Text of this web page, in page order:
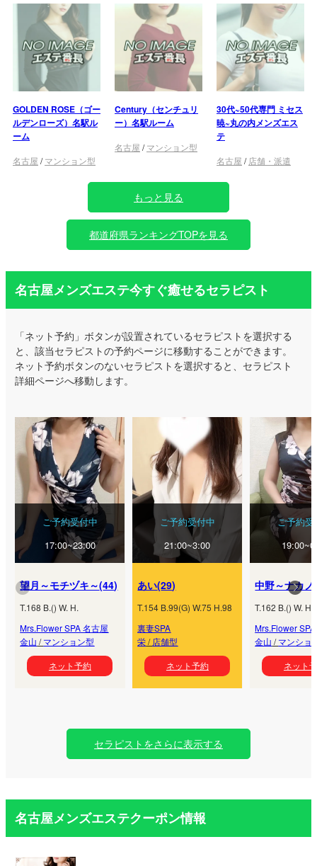
GOLDEN ROSE（ゴー
ルデンローズ）名駅ル
ーム
名古屋 /マンション型
Century（センチュリ
ー）名駅ルーム
名古屋 /マンション型
30代~50代専門 ミセス
暁~丸の内メンズエス
テ
名古屋 / 店舗・派遣
もっと見る
都道府県ランキングTOPを見る
名古屋メンズエステ今すぐ癒せるセラピスト
「ネット予約」ボタンが設置されているセラピストを選択する
と、該当セラピストの予約ページに移動することができます。
ネット予約ボタンのないセラピストを選択すると、セラピスト
詳細ページへ移動します。
ご予約受付中
17:00~23:00
望月～モチヅキ～(44)
T.168 B.() W. H.
Mrs.Flower SPA 名古屋
金山 /マンション型
ネット予約
ご予約受付中
21:00~3:00
あい(29)
T.154 B.99(G) W.75 H.98
裏妻SPA
栄/店舗型
ネット予約
ご予約受
中野～ナカノ
T.162 B.() W. H.
Mrs.Flower
金山 /マンショ
ネット
セラピストをさらに表示する
名古屋メンズエステクーポン情報